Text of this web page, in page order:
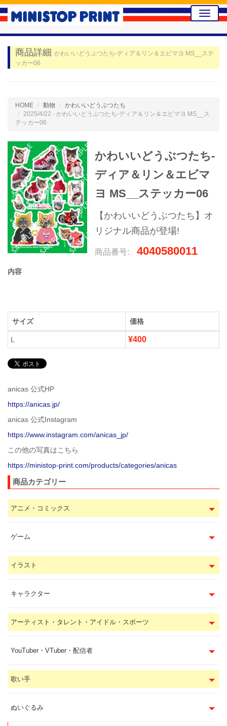
Toggle
商品詳細 かわいいどうぶつたち-ディア＆リン＆エビマヨ MS__ステ
ッカー06
HOME 動物
かわいいどうぶつたち
2025/4/22 - かわいいどうぶつたち-ディア＆リン＆エビマヨ MS__ス
テッカー06
かわいいどうぶつたち-
ディア＆リン＆エビマ
ヨ MS__ステッカー06
【かわいいどうぶつたち】オ
リジナル商品が登場!
商品番号: 4040580011
内容
サイズ 価格
L ¥400
anicas 公式HP
https://anicas.jp/
anicas 公式Instagram
https://www.instagram.com/anicas_jp/
この他の写真はこちら
https://ministop-print.com/products/categories/anicas
商品カテゴリー
アニメ・コミックス
ゲーム
イラスト
キャラクター
アーティスト・タレント・アイドル・スポーツ
YouTuber・VTuber・配信者
歌い手
ぬいぐるみ